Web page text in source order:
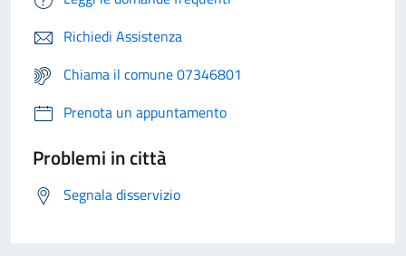
Richiedi Assistenza
Chiama il comune 07346801
Prenota un appuntamento
Problemi in città
Segnala disservizio